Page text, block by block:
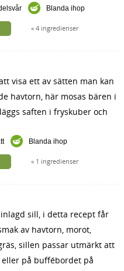
Blanda ihop
4 ingredienser
visa ett av sätten man kan
havtorn, här mosas bären i
saften i fryskuber och
Blanda ihop
1 ingredienser
sill, i detta recept får
av havtorn, morot,
sillen passar utmärkt att
på buffébordet på